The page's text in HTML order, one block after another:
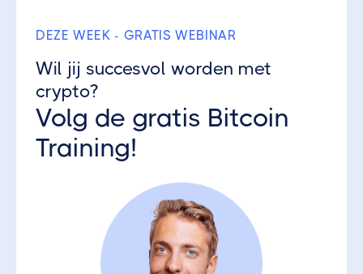
DEZE WEEK - GRATIS WEBINAR
Wil jij succesvol worden met
crypto?
Volg de gratis Bitcoin
Training!